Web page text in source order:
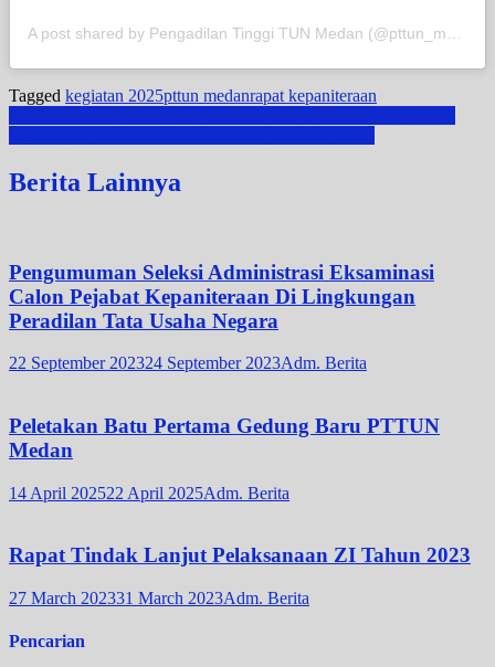
Tagged kegiatan 2025pttun medanrapat kepaniteraan
Post
navigation
Berita Lainnya
Pengumuman Seleksi Administrasi Eksaminasi
Calon Pejabat Kepaniteraan Di Lingkungan
Peradilan Tata Usaha Negara
22 September 202324 September 2023Adm. Berita
Peletakan Batu Pertama Gedung Baru PTTUN
Medan
14 April 202522 April 2025Adm. Berita
Rapat Tindak Lanjut Pelaksanaan ZI Tahun 2023
27 March 202331 March 2023Adm. Berita
Pencarian